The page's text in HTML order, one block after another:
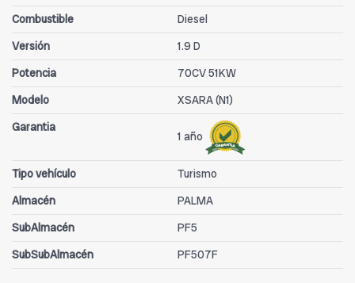
Combustible
Diesel
Versión
1.9 D
Potencia
70CV 51KW
Modelo
XSARA (N1)
Garantia
1 año
Tipo vehículo
Turismo
Almacén
PALMA
SubAlmacén
PF5
SubSubAlmacén
PF507F